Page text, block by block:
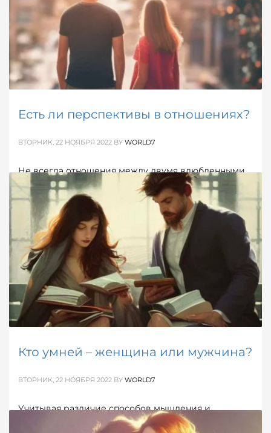
ОПУБЛИКОВАНО В ДЕВИЧЬЕ ,ОБ ОТНОШЕНИЯХ
ЛЮБОВЬ ОТНОШЕНИЯ ПСИХОЛОГИЯ ОТНОШЕНИЙ
Есть ли перспективы в отношениях?
ВТОРНИК, 22 НОЯБРЯ 2022 BY WORLD7
Не всегда отношения между двумя влюбленными
бывают безоблачными. Более того, наступает и
такой момент, когда, кажется, они становятся
тягостными и бесперспективными. Как понять, что
отношения изжили себя?
ОПУБЛИКОВАНО В ДЕВИЧЬЕ,ОБ ОТНОШЕНИЯХ
МЕТКИ:
ОТНОШЕНИЯ,СОХРАНИТЬ ОТНОШЕНИЯ
Кто умней – женщина или мужчина?
ВТОРНИК, 22 НОЯБРЯ 2022 BY WORLD7
Учитывая различие способов мышления и
поведения в целом нельзя однозначно утверждать,